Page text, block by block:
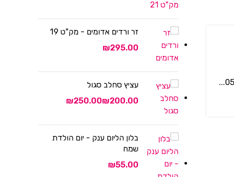
זר ורדים אדומים - מק"ט 19
₪
עציץ סחלב סגול
₪
₪
בלון הליום ענק - יום הולדת
שמח
₪